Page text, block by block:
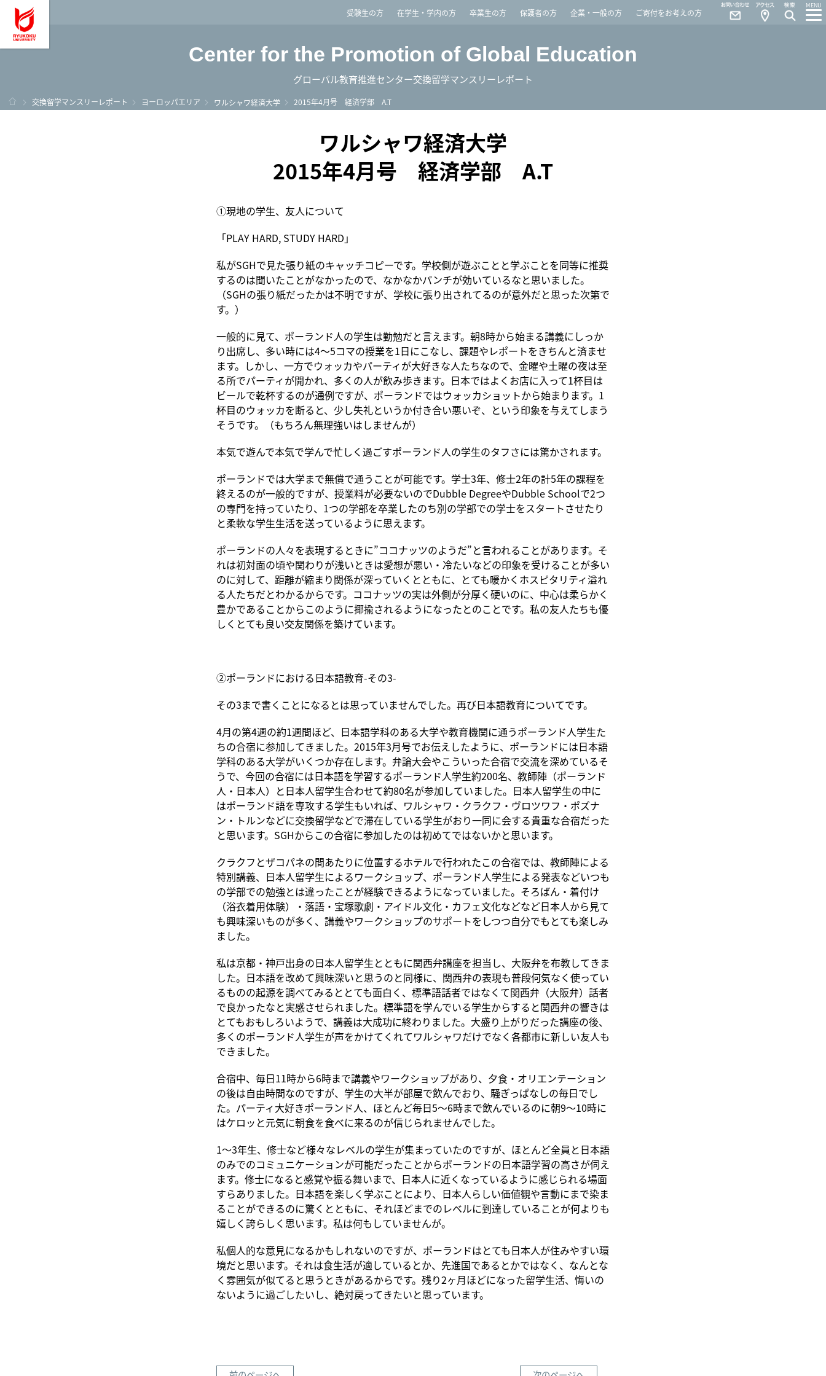
龍谷大学 You, Unlimited受験生の方 在学生・学内の方 卒業生の方 保護者の方 企業・一般の方 ご寄付をお考えの方
MENU
Access
Contact
Center for the Promotion of Global Education
グローバル教育推進センター交換留学マンスリーレポート
ホーム
交換留学マンスリーレポート ヨーロッパエリア ワルシャワ経済大学 2015年4月号 経済学部 A.T
ワルシャワ経済大学
2015年4月号 経済学部 A.T
①現地の学生、友人について
「PLAY HARD, STUDY HARD」
私がSGHで見た張り紙のキャッチコピーです。学校側が遊ぶことと学ぶことを同等に推奨
するのは聞いたことがなかったので、なかなかパンチが効いているなと思いました。
（SGHの張り紙だったかは不明ですが、学校に張り出されてるのが意外だと思った次第で
す。）
一般的に見て、ポーランド人の学生は勤勉だと言えます。朝8時から始まる講義にしっか
り出席し、多い時には4～5コマの授業を1日にこなし、課題やレポートをきちんと済ませ
ます。しかし、一方でウォッカやパーティが大好きな人たちなので、金曜や土曜の夜は至
る所でパーティが開かれ、多くの人が飲み歩きます。日本ではよくお店に入って1杯目は
ビールで乾杯するのが通例ですが、ポーランドではウォッカショットから始まります。1
杯目のウォッカを断ると、少し失礼というか付き合い悪いぞ、という印象を与えてしまう
そうです。（もちろん無理強いはしませんが）
本気で遊んで本気で学んで忙しく過ごすポーランド人の学生のタフさには驚かされます。
ポーランドでは大学まで無償で通うことが可能です。学士3年、修士2年の計5年の課程を
終えるのが一般的ですが、授業料が必要ないのでDubble DegreeやDubble Schoolで2つ
の専門を持っていたり、1つの学部を卒業したのち別の学部での学士をスタートさせたり
と柔軟な学生生活を送っているように思えます。
ポーランドの人々を表現するときに”ココナッツのようだ”と言われることがあります。そ
れは初対面の頃や関わりが浅いときは愛想が悪い・冷たいなどの印象を受けることが多い
のに対して、距離が縮まり関係が深っていくとともに、とても暖かくホスピタリティ溢れ
る人たちだとわかるからです。ココナッツの実は外側が分厚く硬いのに、中心は柔らかく
豊かであることからこのように揶揄されるようになったとのことです。私の友人たちも優
しくとても良い交友関係を築けています。
②ポーランドにおける日本語教育-その3-
その3まで書くことになるとは思っていませんでした。再び日本語教育についてです。
4月の第4週の約1週間ほど、日本語学科のある大学や教育機関に通うポーランド人学生た
ちの合宿に参加してきました。2015年3月号でお伝えしたように、ポーランドには日本語
学科のある大学がいくつか存在します。弁論大会やこういった合宿で交流を深めているそ
うで、今回の合宿には日本語を学習するポーランド人学生約200名、教師陣（ポーランド
人・日本人）と日本人留学生合わせて約80名が参加していました。日本人留学生の中に
はポーランド語を専攻する学生もいれば、ワルシャワ・クラクフ・ヴロツワフ・ポズナ
ン・トルンなどに交換留学などで滞在している学生がおり一同に会する貴重な合宿だった
と思います。SGHからこの合宿に参加したのは初めてではないかと思います。
クラクフとザコパネの間あたりに位置するホテルで行われたこの合宿では、教師陣による
特別講義、日本人留学生によるワークショップ、ポーランド人学生による発表などいつも
の学部での勉強とは違ったことが経験できるようになっていました。そろばん・着付け
（浴衣着用体験）・落語・宝塚歌劇・アイドル文化・カフェ文化などなど日本人から見て
も興味深いものが多く、講義やワークショップのサポートをしつつ自分でもとても楽しみ
ました。
私は京都・神戸出身の日本人留学生とともに関西弁講座を担当し、大阪弁を布教してきま
した。日本語を改めて興味深いと思うのと同様に、関西弁の表現も普段何気なく使ってい
るものの起源を調べてみるととても面白く、標準語話者ではなくて関西弁（大阪弁）話者
で良かったなと実感させられました。標準語を学んでいる学生からすると関西弁の響きは
とてもおもしろいようで、講義は大成功に終わりました。大盛り上がりだった講座の後、
多くのポーランド人学生が声をかけてくれてワルシャワだけでなく各都市に新しい友人も
できました。
合宿中、毎日11時から6時まで講義やワークショップがあり、夕食・オリエンテーション
の後は自由時間なのですが、学生の大半が部屋で飲んでおり、騒ぎっぱなしの毎日でし
た。パーティ大好きポーランド人、ほとんど毎日5～6時まで飲んでいるのに朝9～10時に
はケロッと元気に朝食を食べに来るのが信じられませんでした。
1～3年生、修士など様々なレベルの学生が集まっていたのですが、ほとんど全員と日本語
のみでのコミュニケーションが可能だったことからポーランドの日本語学習の高さが伺え
ます。修士になると感覚や振る舞いまで、日本人に近くなっているように感じられる場面
すらありました。日本語を楽しく学ぶことにより、日本人らしい価値観や言動にまで染ま
ることができるのに驚くとともに、それほどまでのレベルに到達していることが何よりも
嬉しく誇らしく思います。私は何もしていませんが。
私個人的な意見になるかもしれないのですが、ポーランドはとても日本人が住みやすい環
境だと思います。それは食生活が適しているとか、先進国であるとかではなく、なんとな
く雰囲気が似てると思うときがあるからです。残り2ヶ月ほどになった留学生活、悔いの
ないように過ごしたいし、絶対戻ってきたいと思っています。